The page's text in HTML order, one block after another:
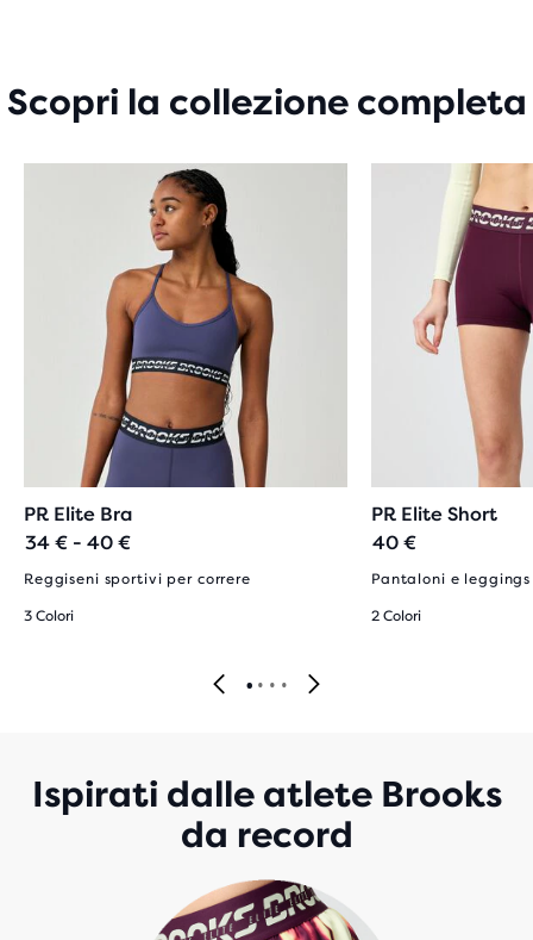
4
RECENSIONI
Scopri la collezione completa
PR Elite Bra
34 € - 40 €
Reggiseni sportivi per correre
3 Colori
PR Elite Short
40 €
Pantaloni e
2 Colori
Ispirati dalle atlete Brooks
da record